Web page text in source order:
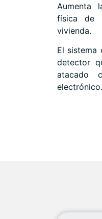
Aumenta
física de
vivienda.
El sistema
detector
atacado
electrónico.